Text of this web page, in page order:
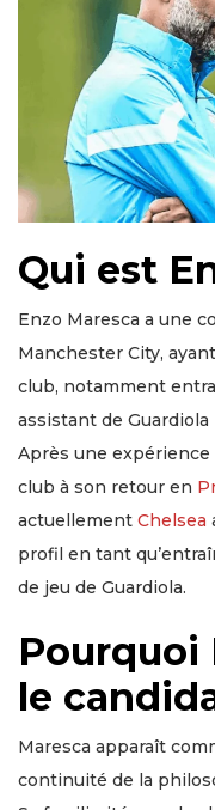
Qui est
Enzo Maresca a une
Manchester City,
club, notamment
assistant de
Après une expérience
club à son retour en
actuellement Chelsea
profil en tant
de jeu de Guardiola.
Pourquoi
le
Maresca apparaît
continuité de la